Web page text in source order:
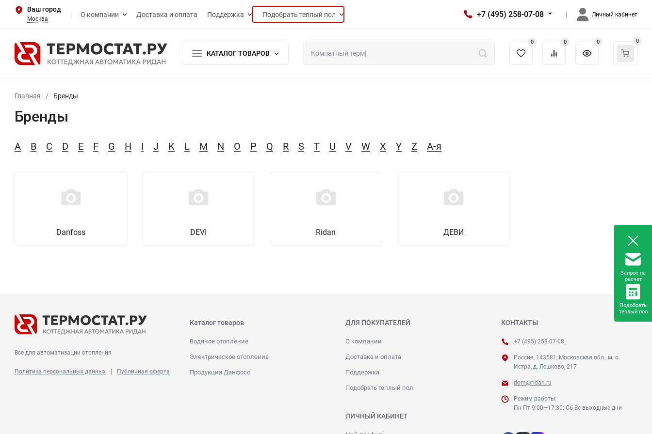
Ваш город
Москва
О компании Доставка и оплата Поддержка Подобрать теплый пол +7 (495) 258-07-08 Личный кабинет
КАТАЛОГ ТОВАРОВ
0 0 0 0
Главная / Бренды
Бренды
A B C D E F G H I J K L M N O P Q R S T U V W X Y Z А-я
Danfoss DEVI Ridan ДЕВИ
Все для автоматизации отопления
Политика персональных данных | Публичная оферта
Каталог товаров
Водяное отопление
Электрическое отопление
Продукция Данфосс
ДЛЯ ПОКУПАТЕЛЕЙ
О компании
Доставка и оплата
Поддержка
Подобрать теплый пол
ЛИЧНЫЙ КАБИНЕТ
КОНТАКТЫ
+7 (495) 258-07-08
Россия, 143581, Московская обл., м. о.
Истра, д. Лешково, 217
dom@ridan.ru
Режим работы:
Пн-Пт 9:00—17:30; Сб-Вс выходные дни
Запрос на
расчет
Подобрать
теплый пол